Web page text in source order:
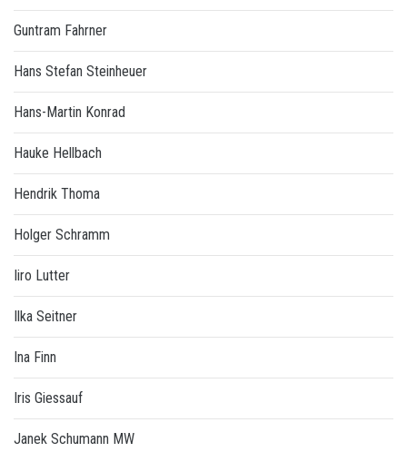
Guntram Fahrner
Hans Stefan Steinheuer
Hans-Martin Konrad
Hauke Hellbach
Hendrik Thoma
Holger Schramm
Iiro Lutter
Ilka Seitner
Ina Finn
Iris Giessauf
Janek Schumann MW